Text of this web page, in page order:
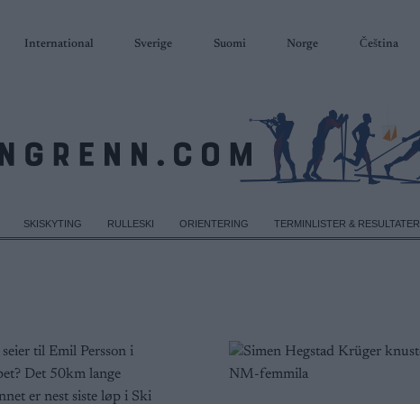
International Sverige Suomi Norge Čeština
SKISKYTING RULLESKI ORIENTERING TERMINLISTER & RESULTATER